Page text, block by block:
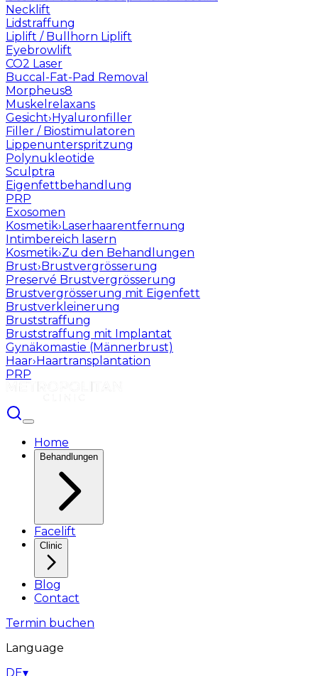
Necklift
Lidstraffung
Liplift / Bullhorn Liplift
Eyebrowlift
CO2 Laser
Buccal-Fat-Pad Removal
Morpheus8
Muskelrelaxans
Gesicht› Hyaluronfiller
Filler / Biostimulatoren
Lippenunterspritzung
Polynukleotide
Sculptra
Eigenfettbehandlung
PRP
Exosomen
Kosmetik› Laserhaarentfernung
Intimbereich lasern
Kosmetik›Zu den Behandlungen
Brust› Brustvergrösserung
Preservé Brustvergrösserung
Brustvergrösserung mit Eigenfett
Brustverkleinerung
Bruststraffung
Bruststraffung mit Implantat
Gynäkomastie (Männerbrust)
Haar› Haartransplantation
PRP
Home
Behandlungen
Facelift
Clinic
Blog
Contact
Termin buchen
Language
DE▾